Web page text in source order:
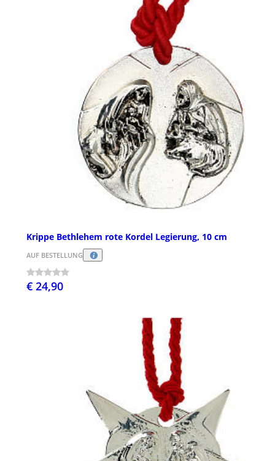
Krippe Bethlehem rote Kordel Legierung, 10 cm
AUF BESTELLUNG
€ 24,90